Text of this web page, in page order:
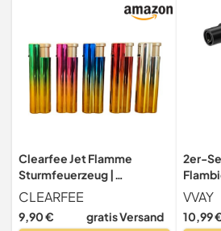
Clearfee Jet Flamme
Sturmfeuerzeug |
Windfest, Witterungsfest |
Nachfüllbar | Elegant Gold
Metallic Farben | Elektronik
CLEARFEE
9,90 € gratis Versand
2er-
- Gas
Gas
VVAY
10,99